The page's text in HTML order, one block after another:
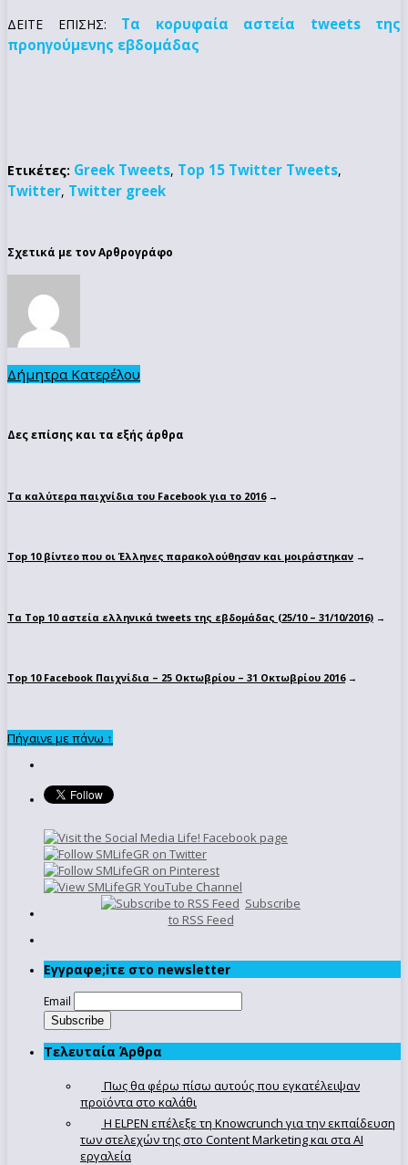
ΔΕΙΤΕ ΕΠΙΣΗΣ: Τα κορυφαία αστεία tweets της
προηγούμενης εβδομάδας
Ετικέτες: Greek Tweets, Top 15 Twitter Tweets,
Twitter, Twitter greek
Σχετικά με τον Αρθρογράφο
Δήμητρα Κατερέλου
Δες επίσης και τα εξής άρθρα
Τα καλύτερα παιχνίδια του Facebook για το 2016→
Top 10 βίντεο που οι Έλληνες παρακολούθησαν και μοιράστηκαν →
Τα Top 10 αστεία ελληνικά tweets της εβδομάδας (25/10 – 31/10/2016) →
Top 10 Facebook Παιχνίδια – 25 Οκτωβρίου – 31 Οκτωβρίου 2016→
Πήγαινε με πάνω ↑
Subscribe
to RSS Feed
Εγγραφe;iτε στο newsletter
Email
Τελευταία Άρθρα
Πως θα φέρω πίσω αυτούς που εγκατέλειψαν
προϊόντα στο καλάθι
Η ELPEN επέλεξε τη Knowcrunch για την εκπαίδευση
των στελεχών της στο Content Marketing και στα AI
εργαλεία